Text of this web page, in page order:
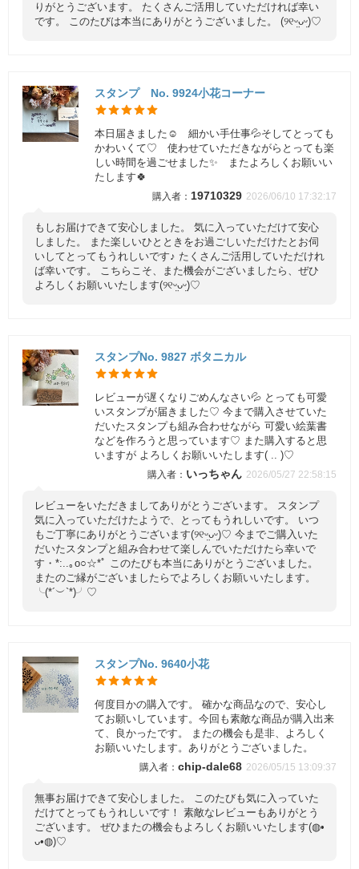
りがとうございます。 たくさんご活用していただければ幸い
です。 このたびは本当にありがとうございました。 (୨୧ᵕ̤ᴗᵕ̤)♡
スタンプ No. 9924小花コーナー
本日届きました☺️ 細かい手仕事💦そしてとっても
かわいくて♡ 使わせていただきながらとっても楽
しい時間を過ごせました✨ またよろしくお願いい
たします🍀
19710329 2026/06/10 17:32:17
もしお届けできて安心しました。 気に入っていただけて安心
しました。 また楽しいひとときをお過ごしいただけたとお伺
いしてとってもうれしいです♪ たくさんご活用していただけれ
ば幸いです。 こちらこそ、また機会がございましたら、ぜひ
よろしくお願いいたします(୨୧ᵕ̤ᴗᵕ̤)♡
スタンプNo. 9827 ボタニカル
レビューが遅くなりごめんなさい💦 とっても可愛
いスタンプが届きました♡ 今まで購入させていた
だいたスタンプも組み合わせながら 可愛い絵葉書
などを作ろうと思っています♡ また購入すると思
いますが よろしくお願いいたします( .. )♡
いっちゃん 2026/05/27 22:58:15
レビューをいただきましてありがとうございます。 スタンプ
気に入っていただけたようで、とってもうれしいです。 いつ
もご丁寧にありがとうございます(୨୧ᵕ̤ᴗᵕ̤)♡ 今までご購入いた
だいたスタンプと組み合わせて楽しんでいただけたら幸いで
す・*:..｡o○☆*ﾟ このたびも本当にありがとうございました。
またのご縁がございましたらでよろしくお願いいたします。
╰(*´︶`*)╯♡
スタンプNo. 9640小花
何度目かの購入です。 確かな商品なので、安心し
てお願いしています。今回も素敵な商品が購入出来
て、良かったです。 またの機会も是非、よろしく
お願いいたします。ありがとうございました。
chip-dale68 2026/05/15 13:09:37
無事お届けできて安心しました。 このたびも気に入っていた
だけてとってもうれしいです！ 素敵なレビューもありがとう
ございます。 ぜひまたの機会もよろしくお願いいたします(◍•
ᴗ•◍)♡